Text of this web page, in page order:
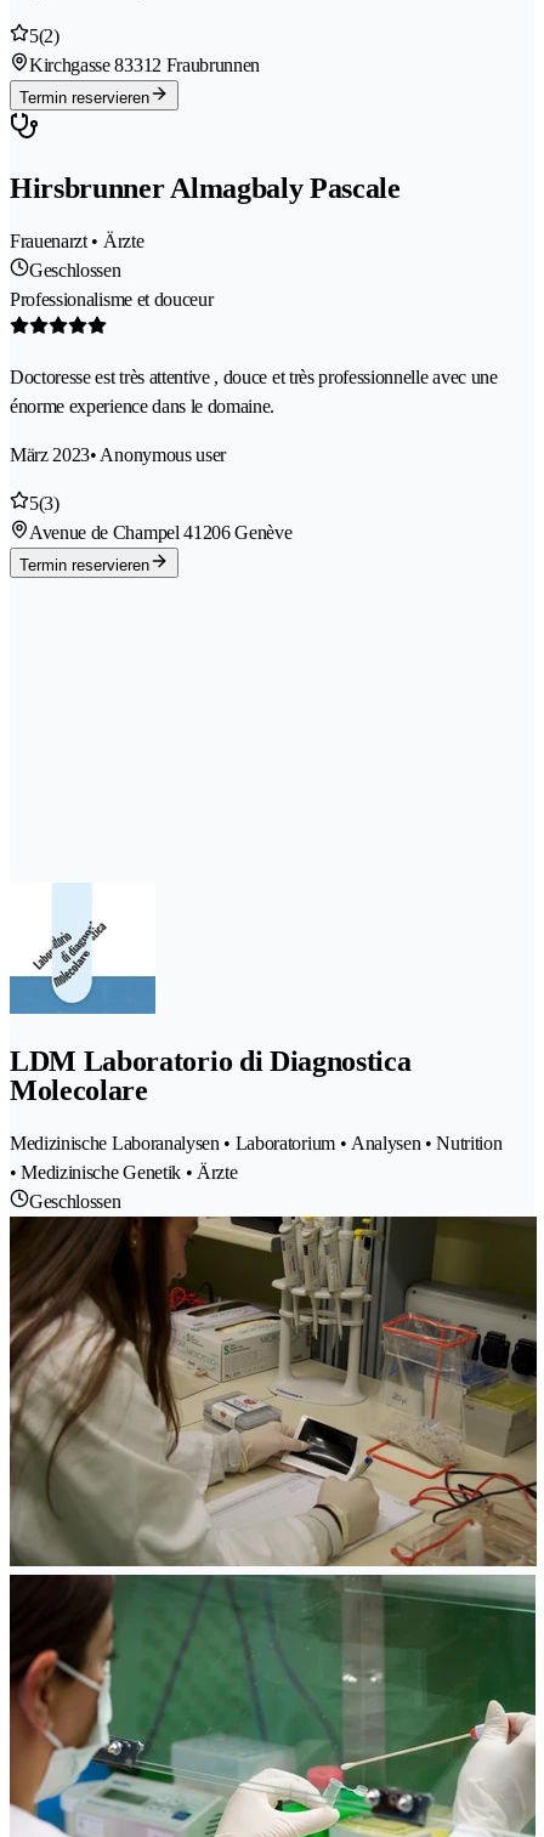
5(2)
Kirchgasse 83312 Fraubrunnen
Termin reservieren
Hirsbrunner Almagbaly Pascale
Frauenarzt • Ärzte
Geschlossen
Professionalisme et douceur
Doctoresse est très attentive , douce et très professionnelle avec une
énorme experience dans le domaine.
März 2023• Anonymous user
5(3)
Avenue de Champel 41206 Genève
Termin reservieren
LDM Laboratorio di Diagnostica
Molecolare
Medizinische Laboranalysen • Laboratorium • Analysen • Nutrition
• Medizinische Genetik • Ärzte
Geschlossen